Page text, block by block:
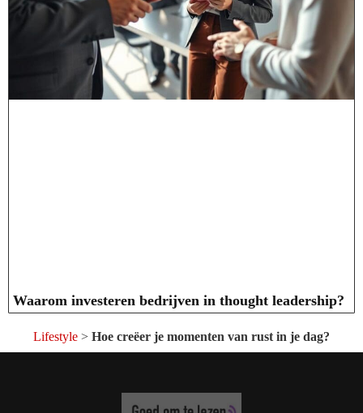
Waarom investeren bedrijven in thought leadership?
Lifestyle > Hoe creëer je momenten van rust in je dag?